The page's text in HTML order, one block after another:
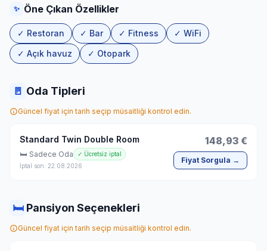
✨ Öne Çıkan Özellikler
✓ Restoran ✓ Bar ✓ Fitness
✓ WiFi
✓ Açık havuz
✓ Otopark
🚪 Oda Tipleri
Güncel fiyat için tarih seçip müsaitliği kontrol edin.
Standard Twin Double Room
🛏 Sadece Oda
✓ Ücretsiz iptal
İptal son: 22.08.2026
148,93 €
Fiyat Sorgula →
🛏 Pansiyon Seçenekleri
Güncel fiyat için tarih seçip müsaitliği kontrol edin.